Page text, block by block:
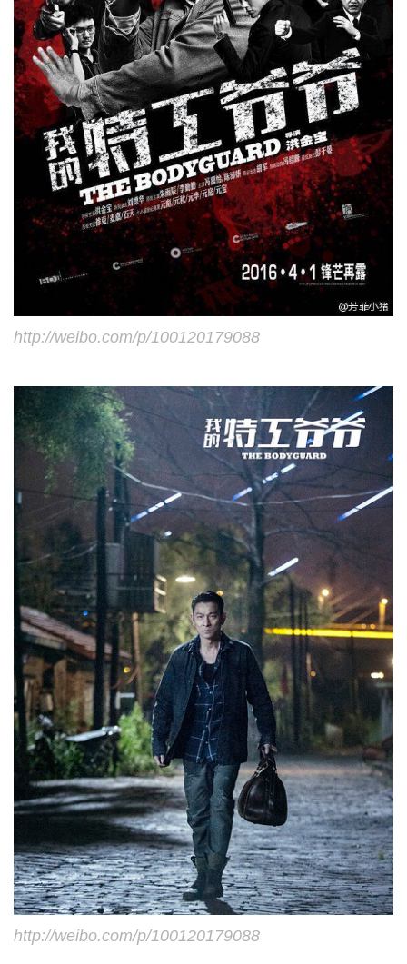
http://weibo.com/p/100120179088
http://weibo.com/p/100120179088